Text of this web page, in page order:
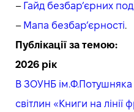
– Гайд безбар’єрних
– Мапа безбарʼєрності.
Публікації за темою:
2026 рік
В ЗОУНБ
світлин «Книги на лінії